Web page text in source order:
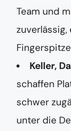
Team und
Keller,
schaffen
schwer
unter die